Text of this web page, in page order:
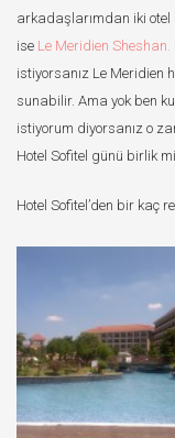
arkadaşlarımdan iki otel
ise Le Meridien Sheshan.
istiyorsanız Le Meridien
sunabilir. Ama yok ben
istiyorum diyorsanız o
Hotel Sofitel günü birlik
Hotel Sofitel’den bir kaç